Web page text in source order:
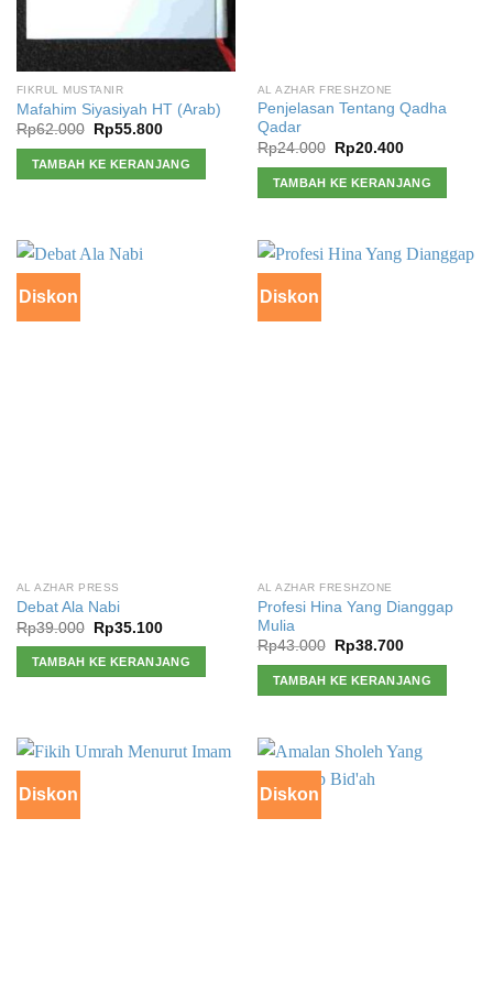
FIKRUL MUSTANIR
Mafahim Siyasiyah HT (Arab)
Rp62.000
Harga
aslinya
adalah:
Rp62.000.
Rp55.800Harga
ini
adalah:
TAMBAH KE KERANJANG
AL AZHAR FRESHZONE
Penjelasan Tentang Qadha
Qadar
Rp24.000
Harga
aslinya
adalah:
Rp24.000.
Rp20.400Harga
ini
adalah:
Rp20.400.
TAMBAH KE KERANJANG
Diskon
AL AZHAR PRESS
Debat Ala Nabi
Rp39.000
Harga
aslinya
adalah:
Rp39.000.
Rp35.100Harga
ini
adalah:
TAMBAH KE KERANJANG
Diskon
AL AZHAR FRESHZONE
Profesi Hina Yang Dianggap
Mulia
Rp43.000
Harga
aslinya
adalah:
Rp43.000.
Rp38.700Harga
ini
adalah:
TAMBAH KE KERANJANG
Diskon Diskon